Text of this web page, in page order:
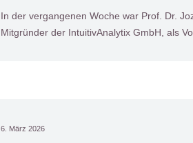
In der vergangenen Woche war Prof. Dr.
Mitgründer der IntuitivAnalytix GmbH, als
6. März 2026